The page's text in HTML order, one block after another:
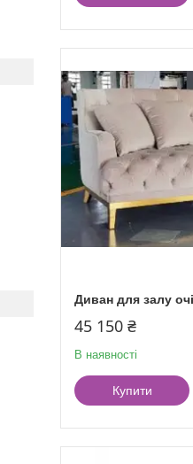
Диван для залу
45 150 ₴
В наявності
Купити